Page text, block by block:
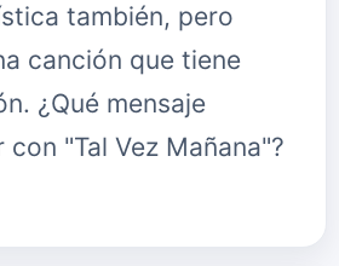
también, pero
canción que tiene
¿Qué mensaje
con "Tal Vez Mañana"?